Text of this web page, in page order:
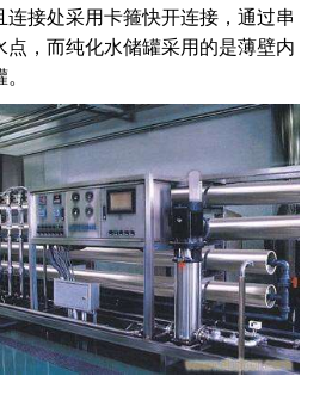
接处采用卡箍快开连接，通过串
点，而纯化水储罐采用的是薄壁内